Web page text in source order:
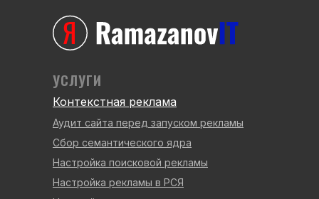
УСЛУГИ
Контекстная реклама
Аудит сайта перед запуском рекламы
Сбор семантического ядра
Настройка поисковой рекламы
Настройка рекламы в РСЯ